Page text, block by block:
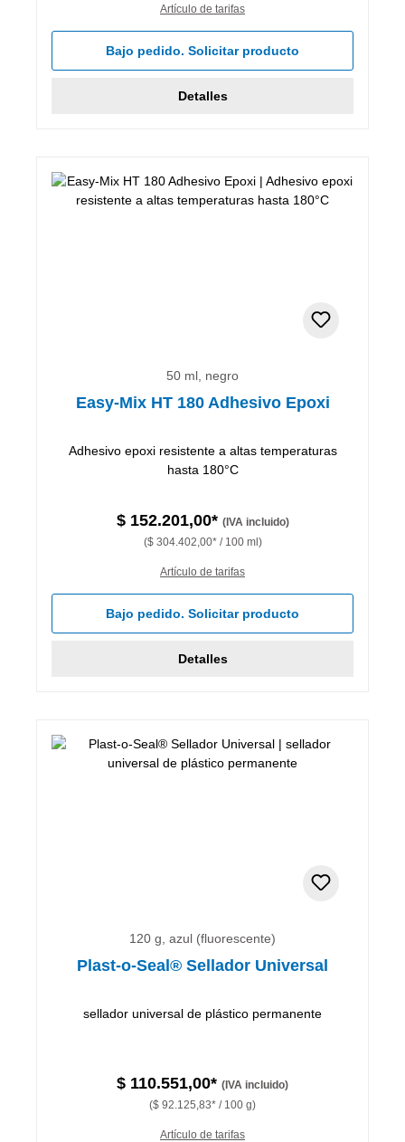
Artículo de tarifas
Bajo pedido. Solicitar producto
Detalles
50 ml, negro
Easy-Mix HT 180 Adhesivo Epoxi
Adhesivo epoxi resistente a altas temperaturas
hasta 180°C
$ 152.201,00* (IVA incluido)
($ 304.402,00* / 100 ml)
Artículo de tarifas
Bajo pedido. Solicitar producto
Detalles
120 g, azul (fluorescente)
Plast-o-Seal® Sellador Universal
sellador universal de plástico permanente
$ 110.551,00* (IVA incluido)
($ 92.125,83* / 100 g)
Artículo de tarifas